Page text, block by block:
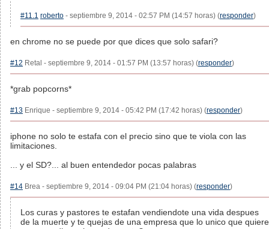
#11.1 roberto - septiembre 9, 2014 - 02:57 PM (14:57 horas) (responder)
en chrome no se puede por que dices que solo safari?
#12 Retal - septiembre 9, 2014 - 01:57 PM (13:57 horas) (responder)
*grab popcorns*
#13 Enrique - septiembre 9, 2014 - 05:42 PM (17:42 horas) (responder)
iphone no solo te estafa con el precio sino que te viola con las
limitaciones.
... y el SD?... al buen entendedor pocas palabras
#14 Brea - septiembre 9, 2014 - 09:04 PM (21:04 horas) (responder)
Los curas y pastores te estafan vendiendote una vida despues
de la muerte y te quejas de una empresa que lo unico que quiere